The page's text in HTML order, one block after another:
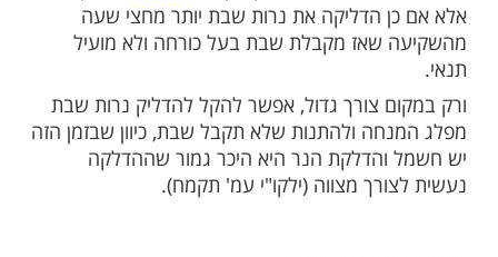
לבית הכנסת עד לאחר שהקהל קבלו
בואי כלה לא יתפלל מנחה באותו בית
יצא ויתפלל בחוץ, אמנם אם התחיל בהיתר
שמתפלל קבלו עליהם את השבת אין עליו
עמ' רחצ].
נרות שבתהאם קבלה עליה איסור